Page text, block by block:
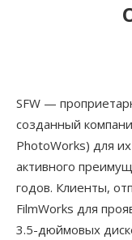
SFW —
созданный
PhotoWorks) для
активного
годов. Клиенты,
FilmWorks для
3.5-дюймовых